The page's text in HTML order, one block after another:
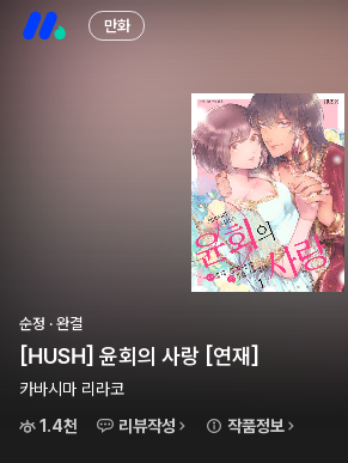
만화
순정 · 완결
[HUSH] 윤회의 사랑 [연재]
카바시마 리라코
1.4천
리뷰작성 작품정보